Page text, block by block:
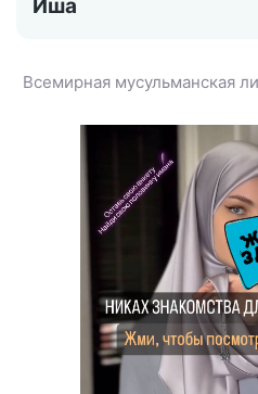
Иша
Всемирная мусульманская